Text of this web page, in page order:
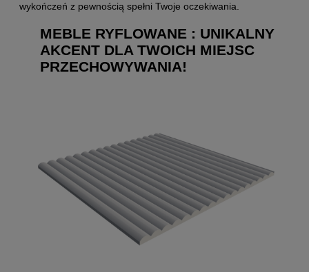
wykończeń z pewnością spełni Twoje oczekiwania.
MEBLE RYFLOWANE : UNIKALNY
AKCENT DLA TWOICH MIEJSC
PRZECHOWYWANIA!